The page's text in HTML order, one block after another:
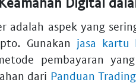
adalah aspek yang
Gunakan jasa kartu
pembayaran
dari Panduan